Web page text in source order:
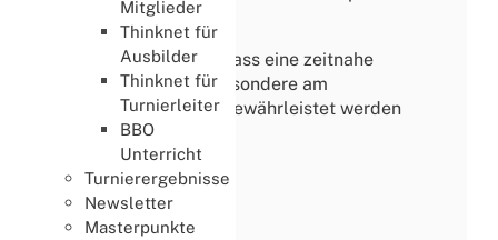
Mitglieder
Thinknet für
Ausbilder
Thinknet für
Turnierleiter
BBO
Unterricht
Turnierergebnisse
Newsletter
Masterpunkte
Thema aus.
Bitte beachten Sie, dass eine zeitnahe
Beantwortung - insbesondere am
Wochenende - nicht gewährleistet werden
kann.